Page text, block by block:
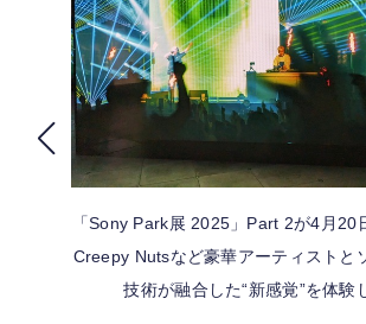
FOLLOW US
「Sony Park展 2025」Part 2が4月20
Creepy Nutsなど豪華アーティストと
技術が融合した“新感覚”を体験